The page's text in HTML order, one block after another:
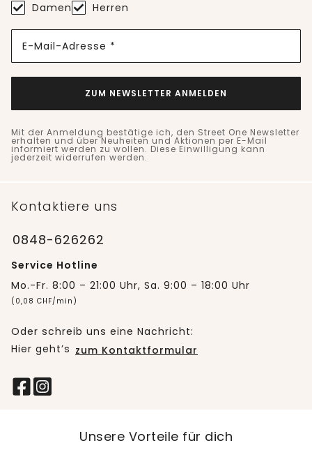
Damen Herren
E-Mail-Adresse *
ZUM NEWSLETTER ANMELDEN
Mit der Anmeldung bestätige ich, den Street One Newsletter
erhalten und über Neuheiten und Aktionen per E-Mail
informiert werden zu wollen. Diese Einwilligung kann
jederzeit widerrufen werden.
Kontaktiere uns
0848-626262
Service Hotline
Mo.-Fr. 8:00 – 21:00 Uhr, Sa. 9:00 – 18:00 Uhr
(0,08 CHF/min)
Oder schreib uns eine Nachricht:
Hier geht’s zum Kontaktformular
Unsere Vorteile für dich